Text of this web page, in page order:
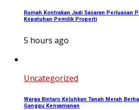
Rumah Kontrakan Jadi Sasaran Perluasan
Kepatuhan Pemilik Properti
5 hours ago
Uncategorized
Warga Bintaro Keluhkan Tanah Merah
Ganggu Kenyamanan